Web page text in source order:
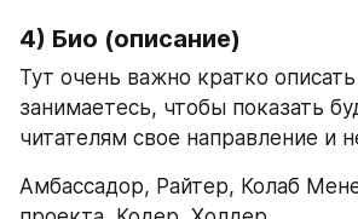
4) Био (описание)
Тут очень важно кратко
занимаетесь, чтобы показать
читателям свое направление и
Амбассадор, Райтер, Колаб